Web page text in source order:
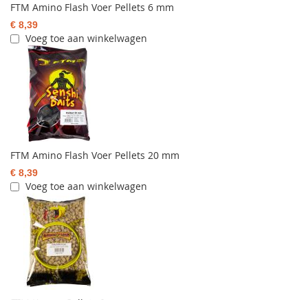
FTM Amino Flash Voer Pellets 6 mm
€ 8,39
Voeg toe aan winkelwagen
FTM Amino Flash Voer Pellets 20 mm
€ 8,39
Voeg toe aan winkelwagen